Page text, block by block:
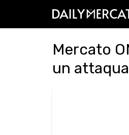
Mercato
un